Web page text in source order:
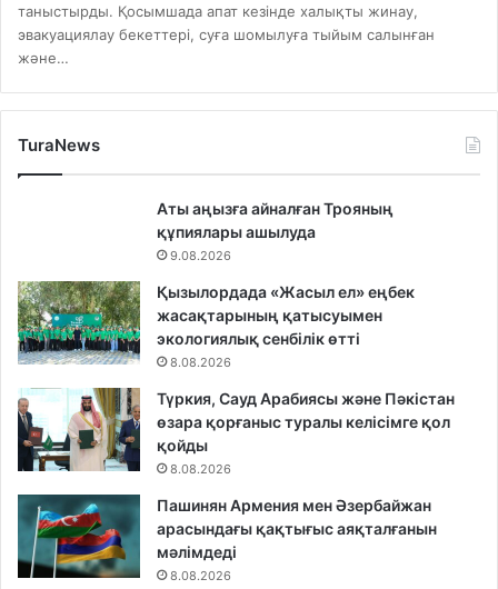
таныстырды. Қосымшада апат кезінде халықты жинау,
эвакуациялау бекеттері, суға шомылуға тыйым салынған
және…
TuraNews
Аты аңызға айналған Трояның
құпиялары ашылуда
9.08.2026
Қызылордада «Жасыл ел» еңбек
жасақтарының қатысуымен
экологиялық сенбілік өтті
8.08.2026
Түркия, Сауд Арабиясы және Пәкістан
өзара қорғаныс туралы келісімге қол
қойды
8.08.2026
Пашинян Армения мен Әзербайжан
арасындағы қақтығыс аяқталғанын
мәлімдеді
8.08.2026